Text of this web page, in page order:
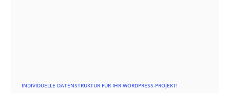
INDIVIDUELLE DATENSTRUKTUR FÜR IHR WORDPRESS-PROJEKT!